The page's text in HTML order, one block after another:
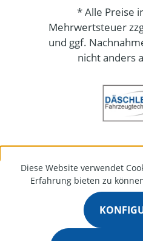
* Alle Preise
Mehrwertsteuer
und ggf.
nicht anders
Diese Website verwendet
Erfahrung bieten zu